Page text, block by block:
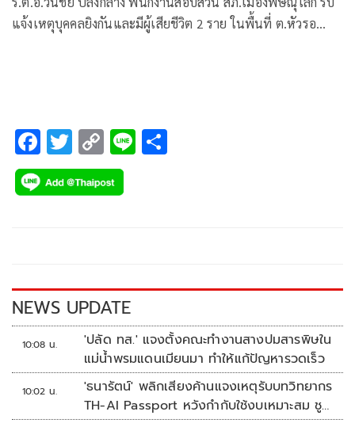
แจ้งเหตุบุคคลยิงกันและมีผู้เสียชีวิต 2 ราย ในพื้นที่ ต.หัวรอ
F
ac
e
k
T
wi
tt
C
o
p
k
Li
NEWS UPDATE
10:08 น.
'ปลัด ทส.' แจงตั้งคณะทำงานสางปมสารพิษใน
แม่น้ำพรมแดนเมียนมา ทำให้แก้ปัญหารวดเร็ว
10:02 น.
'ธนารัตน์' พลิกเสียงค้านแจงเหตุรับบทวิทยากร
TH-AI Passport หวังกำกับใช้งบเหมาะสม ชู